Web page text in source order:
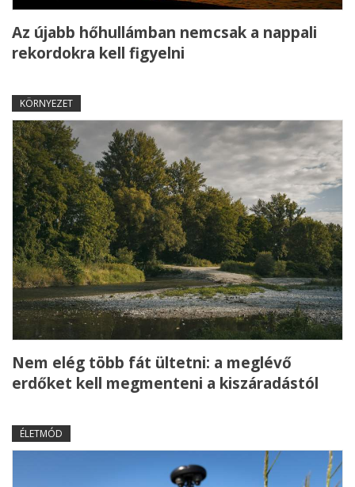
Az újabb hőhullámban nemcsak a nappali
rekordokra kell figyelni
KÖRNYEZET
Nem elég több fát ültetni: a meglévő
erdőket kell megmenteni a kiszáradástól
ÉLETMÓD